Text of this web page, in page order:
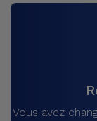
Vous avez